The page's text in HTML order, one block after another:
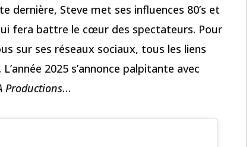
dernière, Steve met ses influences 80’s et
fera battre le cœur des spectateurs. Pour
sur ses réseaux sociaux, tous les liens
2025 s’annonce palpitante avec
Productions…